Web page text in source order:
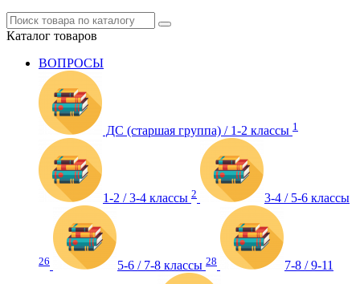
Каталог товаров
ВОПРОСЫ
ДС (старшая группа) / 1-2 классы 1
1-2 / 3-4 классы 2 3-4 / 5-6 классы
26 5-6 / 7-8 классы 28 7-8 / 9-11